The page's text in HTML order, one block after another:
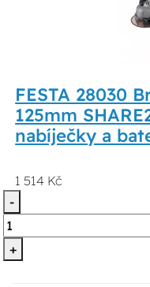
FESTA 28030
125mm
nabíječky a
1 514 Kč
-
+